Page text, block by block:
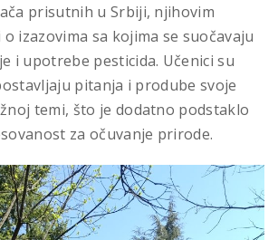
prisutnih u Srbiji, njihovim
izazovima sa kojima se suočavaju
i upotrebe pesticida. Učenici su
pitanja i prodube svoje
temi, što je dodatno podstaklo
za očuvanje prirode.